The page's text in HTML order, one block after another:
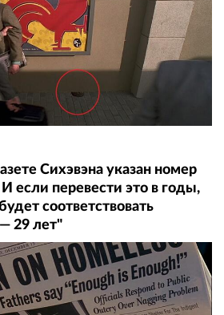
Сихэвэна указан номер
если перевести это в годы,
соответствовать
29 лет"